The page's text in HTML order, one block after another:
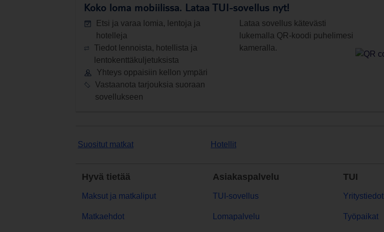
Koko loma mobiilissa. Lataa TUI-sovellus nyt!
Etsi ja varaa lomia, lentoja ja
hotelleja
Tiedot lennoista, hotellista ja
lentokenttäkuljetuksista
Yhteys oppaisiin kellon ympäri
Vastaanota tarjouksia suoraan
sovellukseen
Lataa sovellus kätevästi
lukemalla QR-koodi puhelimesi
kameralla.
Suositut matkat Hotellit
Hyvä tietää
Maksut ja matkaliput
Matkaehdot
Asiakaspalvelu
TUI-sovellus
Lomapalvelu
TUI
Yritystiedot
Työpaikat